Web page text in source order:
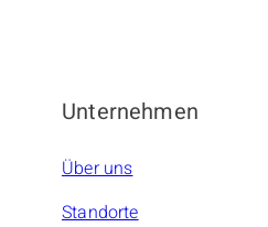
Unternehmen
Über uns
Standorte